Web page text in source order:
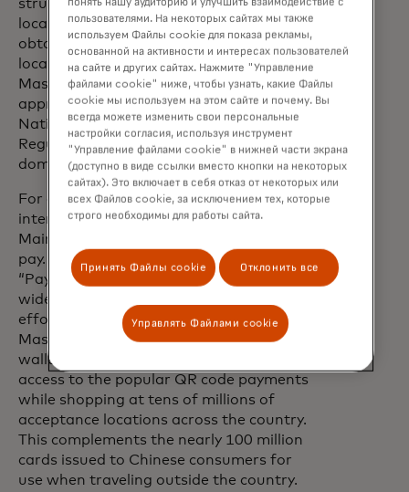
structures and infrastructure in line with
local regulatory requirements and
obtained the required certificates for a
local switch business. In November 2023,
Mastercard NetsUnion received formal
approval from the PBOC and the
National Administration of Financial
Regulation (NAFR) to commence
domestic bankcard clearing activity.
For decades, Mastercard has provided
international visitors to the Chinese
Mainland easy and convenient ways to
pay. Over the past year, the company’s
“Pay Like a Local” program has been
widely recognized as adding to this
effort. By linking internationally-issued
Mastercard cards to Chinese digital
wallets, the program gave travelers
access to the popular QR code payments
while shopping at tens of millions of
acceptance locations across the country.
This complements the nearly 100 million
cards issued to Chinese consumers for
use when traveling outside the country.
пользователями. На некоторых сайтах мы также
используем Файлы cookie для показа рекламы,
основанной на активности и интересах пользователей
на сайте и других сайтах. Нажмите "Управление
файлами cookie" ниже, чтобы узнать, какие Файлы
cookie мы используем на этом сайте и почему. Вы
всегда можете изменить свои персональные
настройки согласия, используя инструмент
"Управление файлами cookie" в нижней части экрана
(доступно в виде ссылки вместо кнопки на некоторых
сайтах). Это включает в себя отказ от некоторых или
всех Файлов cookie, за исключением тех, которые
строго необходимы для работы сайта.
Принять Файлы cookie Отклонить все
Управлять Файлами cookie